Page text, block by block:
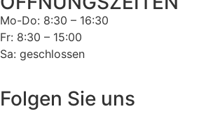
Mo-Do: 8:30 – 16:30
Fr: 8:30 – 15:00
Sa: geschlossen
Folgen Sie uns